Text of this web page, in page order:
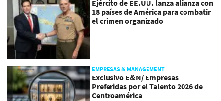
Ejército de EE.UU. lanza alianza con
18 países de América para combatir
el crimen organizado
EMPRESAS & MANAGEMENT
Exclusivo E&N/ Empresas
Preferidas por el Talento 2026 de
Centroamérica